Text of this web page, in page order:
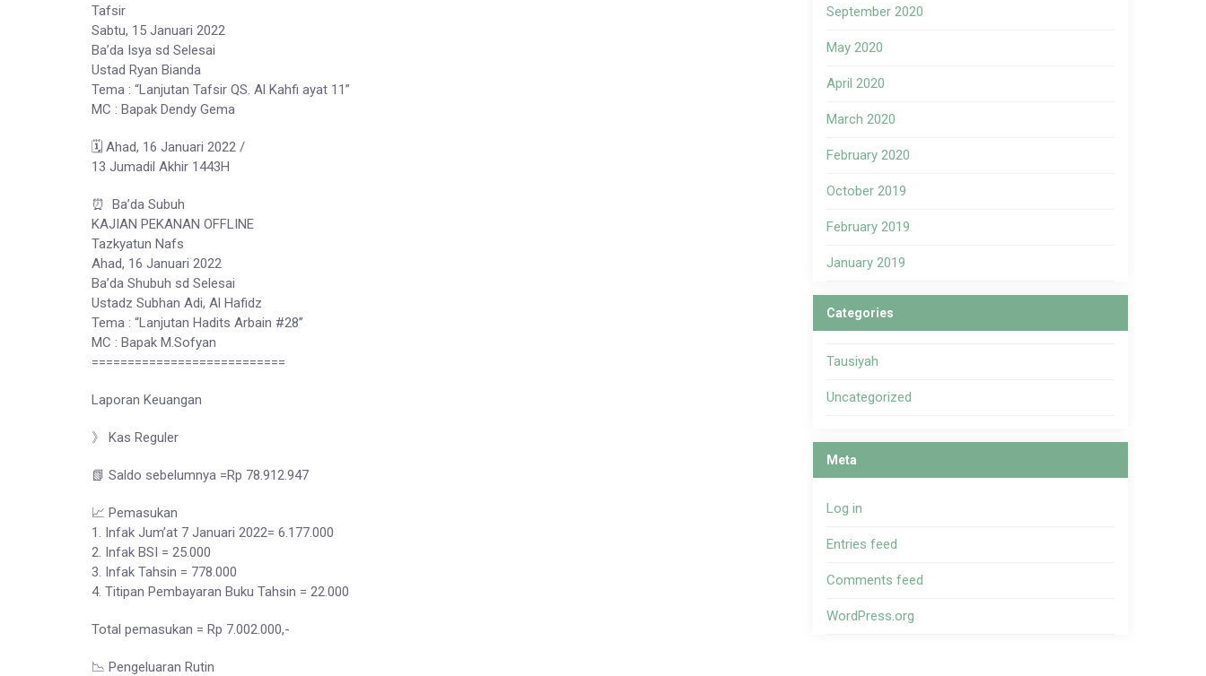
Tafsir
Sabtu, 15 Januari 2022
Ba’da Isya sd Selesai
Ustad Ryan Bianda
Tema : “Lanjutan Tafsir QS. Al Kahfi ayat 11”
MC : Bapak Dendy Gema
🗓 Ahad, 16 Januari 2022 /
13 Jumadil Akhir 1443H
⏰ Ba’da Subuh
KAJIAN PEKANAN OFFLINE
Tazkyatun Nafs
Ahad, 16 Januari 2022
Ba’da Shubuh sd Selesai
Ustadz Subhan Adi, Al Hafidz
Tema : “Lanjutan Hadits Arbain #28”
MC : Bapak M.Sofyan
===========================
Laporan Keuangan
》 Kas Reguler
📗 Saldo sebelumnya =Rp 78.912.947
📈 Pemasukan
1. Infak Jum’at 7 Januari 2022= 6.177.000
2. Infak BSI = 25.000
3. Infak Tahsin = 778.000
4. Titipan Pembayaran Buku Tahsin = 22.000
Total pemasukan = Rp 7.002.000,-
📉 Pengeluaran Rutin
September 2020
May 2020
April 2020
March 2020
February 2020
October 2019
February 2019
January 2019
Categories
Tausiyah
Uncategorized
Meta
Log in
Entries feed
Comments feed
WordPress.org